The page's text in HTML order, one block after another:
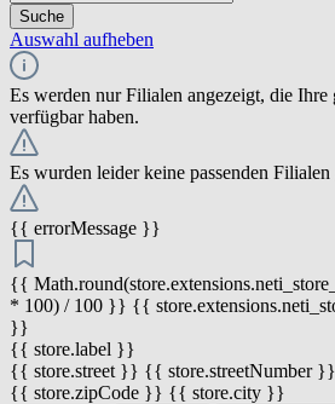
Suche
Auswahl aufheben
Es werden nur Filialen angezeigt, die Ihre
verfügbar haben.
Es wurden leider keine passenden Filialen
{{ errorMessage }}
{{
* 100) / 100 }} {{
}}
{{ store.label }}
{{ store.street }} {{ store.streetNumber }}
{{ store.zipCode }} {{ store.city }}